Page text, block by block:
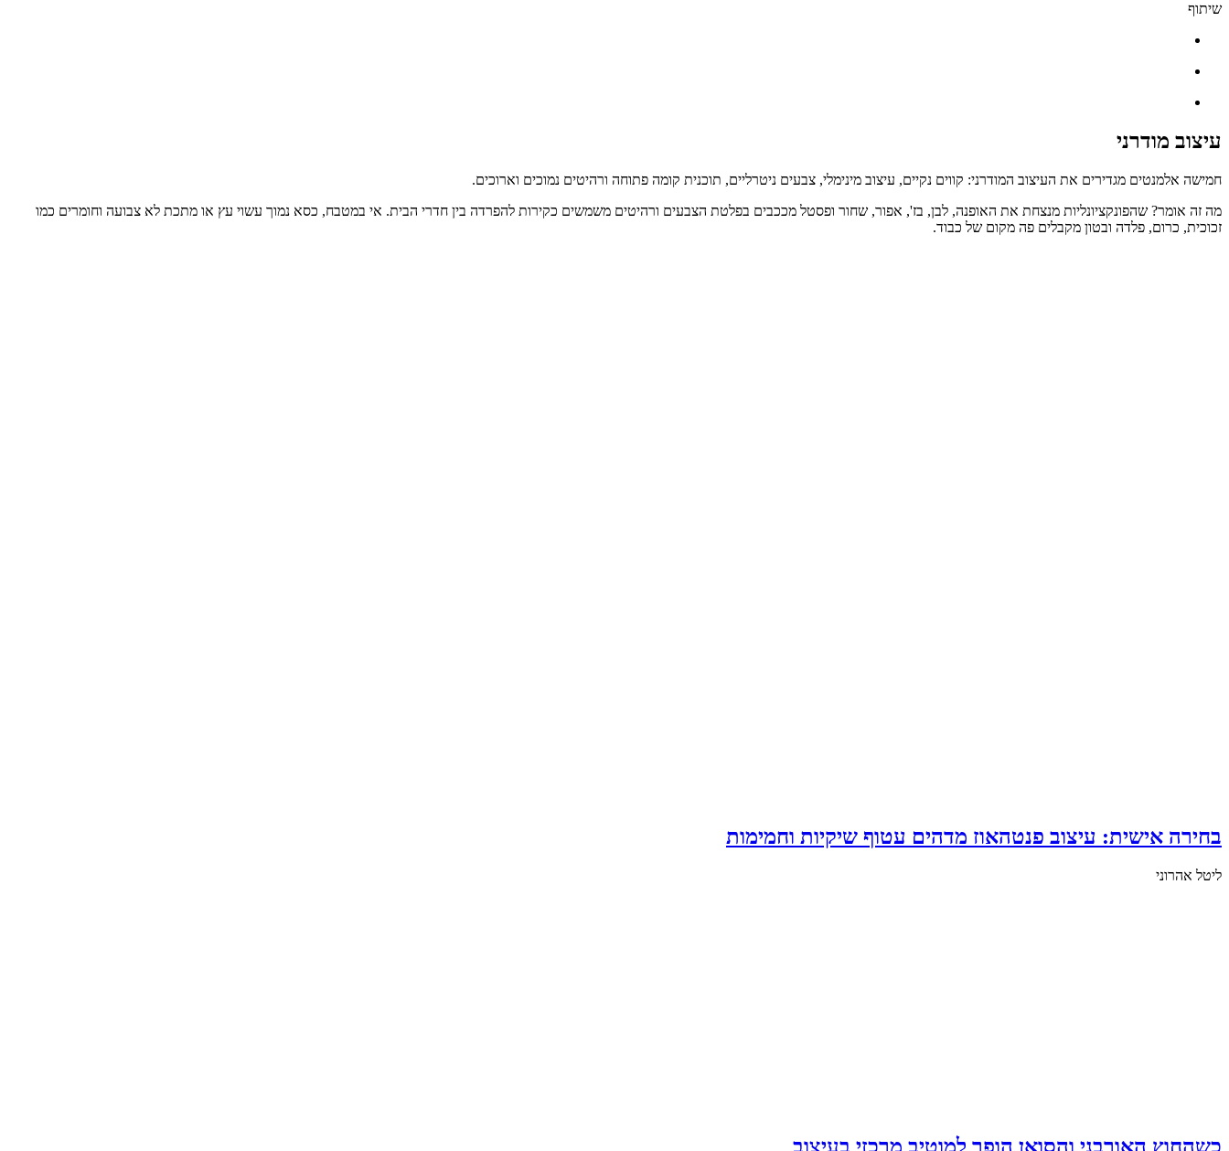
שיתוף
עיצוב מודרני
חמישה אלמנטים מגדירים את העיצוב המודרני: קווים נקיים, עיצוב מינימלי, צבעים ניטרליים, תוכנית קומה פתוחה ורהיטים נמוכים וארוכים.
מה זה אומר? שהפונקציונליות מנצחת את האופנה, לבן, בז', אפור, שחור ופסטל מככבים בפלטת הצבעים ורהיטים משמשים כקירות להפרדה בין חדרי הבית. אי במטבח, כסא נמוך עשוי עץ או מתכת לא צבועה וחומרים כמו
זכוכית, כרום, פלדה ובטון מקבלים פה מקום של כבוד.
בחירה אישית: עיצוב פנטהאוז מדהים עטוף שיקיות וחמימות
ליטל אהרוני
כשהחוץ האורבני והסואן הופך למוטיב מרכזי בעיצוב